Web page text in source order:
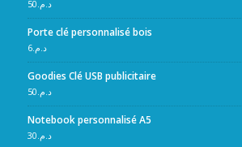
د.م. 50
Porte clé personnalisé bois
د.م.6
Goodies Clé USB publicitaire
د.م. 50
Notebook personnalisé A5
د.م. 30